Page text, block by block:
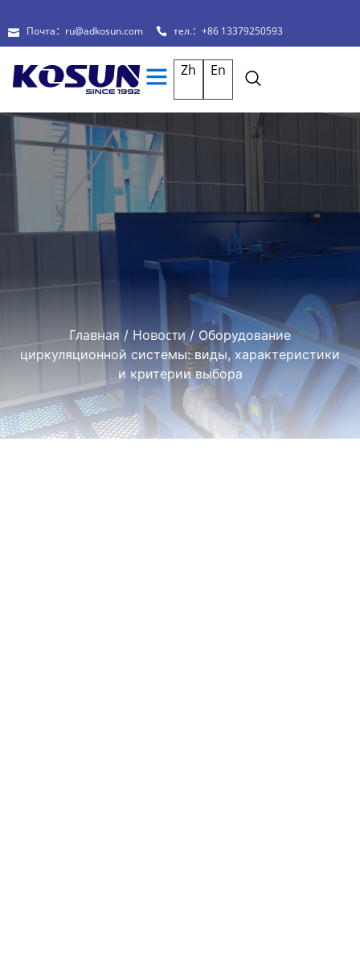
Почта：ru@adkosun.com тел.：+86 13379250593
Zh En
Главная / Новости/ Оборудование
циркуляционной системы: виды, характеристики
и критерии выбора